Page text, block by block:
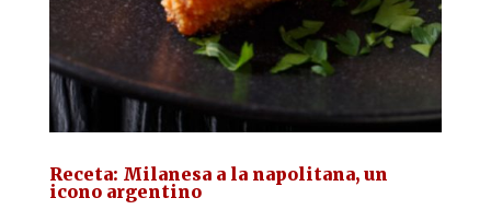
Receta: Milanesa a la napolitana, un
icono argentino